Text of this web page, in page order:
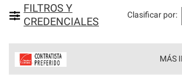
FILTROS Y
CREDENCIALES
Clasificar por:
MÁS